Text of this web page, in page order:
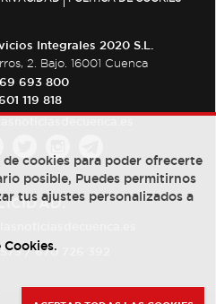
Integrales 2020 S.L.
2. Bajo. 16001 Cuenca
693 800
119 818
/670 726 392
cookies para poder ofrecerte
posible, Puedes permitirnos
tus ajustes personalizados a
Cookies.